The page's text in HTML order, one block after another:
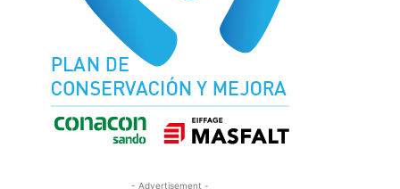
- Advertisement -